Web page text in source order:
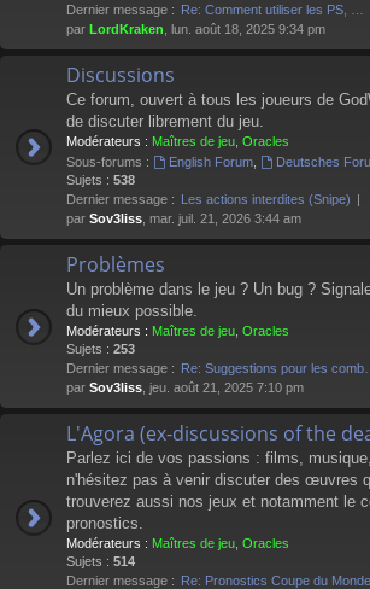
Dernier message : Re: Comment utiliser les PS, …
par LordKraken , lun. août 18, 2025 9:34 pm
Discussions
Ce forum, ouvert à tous les joueurs de
de discuter librement du jeu.
Modérateurs : Maîtres de jeu Oracles
Sous-forums :
English Forum,
Deutsches
Sujets : 538
Dernier message : Les actions interdites (Snipe)
par Sov3liss , mar. juil. 21, 2026 3:44 am
Problèmes
Un problème dans le jeu ? Un bug ?
du mieux possible.
Modérateurs : Maîtres de jeu Oracles
Sujets : 253
Dernier message : Re: Suggestions pour les comb…
par Sov3liss , jeu. août 21, 2025 7:10 pm
L'Agora (ex-discussions of the
Parlez ici de vos passions : films,
n'hésitez pas à venir discuter des œuvres
trouverez aussi nos jeux et notamment le
pronostics.
Modérateurs : Maîtres de jeu Oracles
Sujets : 514
Dernier message : Re: Pronostics Coupe du